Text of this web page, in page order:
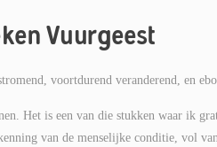
Vuurgeest
voortdurend veranderend, en
Het is een van die stukken waar ik
van de menselijke conditie, vol